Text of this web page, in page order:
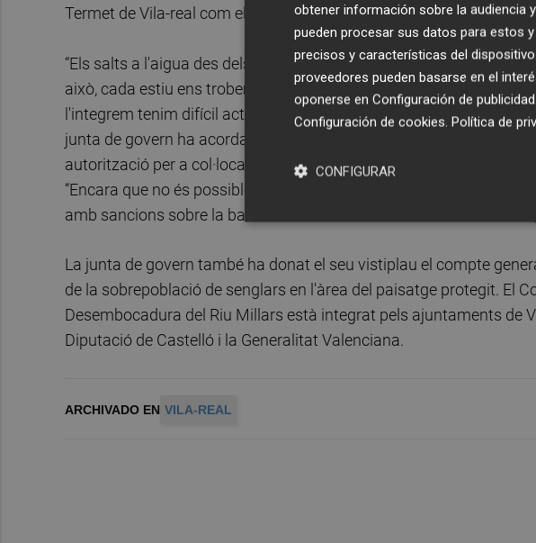
Termet de Vila-real com el d'Almassora.
“Els salts a l'aigua des dels assuts comporten un greu risc per a
això, cada estiu ens trobem amb una realitat a la qual des del
l'integrem tenim difícil actuar”, assenyala el president del Consorci
junta de govern ha acordat posar-se en contacte amb al
autorització per a col·locar en els accessos als assuts senyalística
“Encara que no és possible prohibir el bany, la col·locació
amb sancions sobre la base de la Llei valenciana de Protecció
La junta de govern també ha donat el seu vistiplau el compte
de la sobrepoblació de senglars en l'àrea del paisatge protegit. El
Desembocadura del Riu Millars està integrat pels ajuntaments de
Diputació de Castelló i la Generalitat Valenciana.
ARCHIVADO EN VILA-REAL
obtener información sobre la audiencia
pueden procesar sus datos para estos
precisos y características del
proveedores pueden basarse en el
oponerse en Configuración de publicidad
Configuración de cookies. Política de
CONFIGURAR